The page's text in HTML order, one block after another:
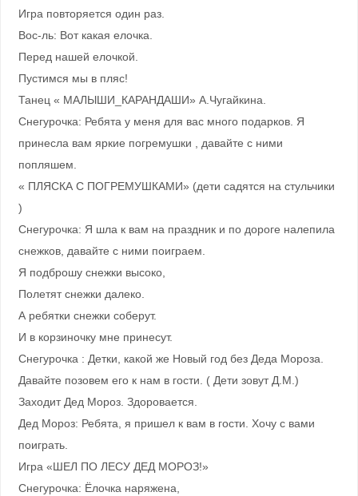
Игра повторяется один раз.
Вос-ль: Вот какая елочка.
Перед нашей елочкой.
Пустимся мы в пляс!
Танец « МАЛЫШИ_КАРАНДАШИ» А.Чугайкина.
Снегурочка: Ребята у меня для вас много подарков. Я
принесла вам яркие погремушки , давайте с ними
попляшем.
« ПЛЯСКА С ПОГРЕМУШКАМИ» (дети садятся на стульчики
)
Снегурочка: Я шла к вам на праздник и по дороге налепила
снежков, давайте с ними поиграем.
Я подброшу снежки высоко,
Полетят снежки далеко.
А ребятки снежки соберут.
И в корзиночку мне принесут.
Снегурочка : Детки, какой же Новый год без Деда Мороза.
Давайте позовем его к нам в гости. ( Дети зовут Д.М.)
Заходит Дед Мороз. Здоровается.
Дед Мороз: Ребята, я пришел к вам в гости. Хочу с вами
поиграть.
Игра «ШЕЛ ПО ЛЕСУ ДЕД МОРОЗ!»
Снегурочка: Ёлочка наряжена,